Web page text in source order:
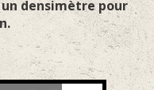
densimètre pour